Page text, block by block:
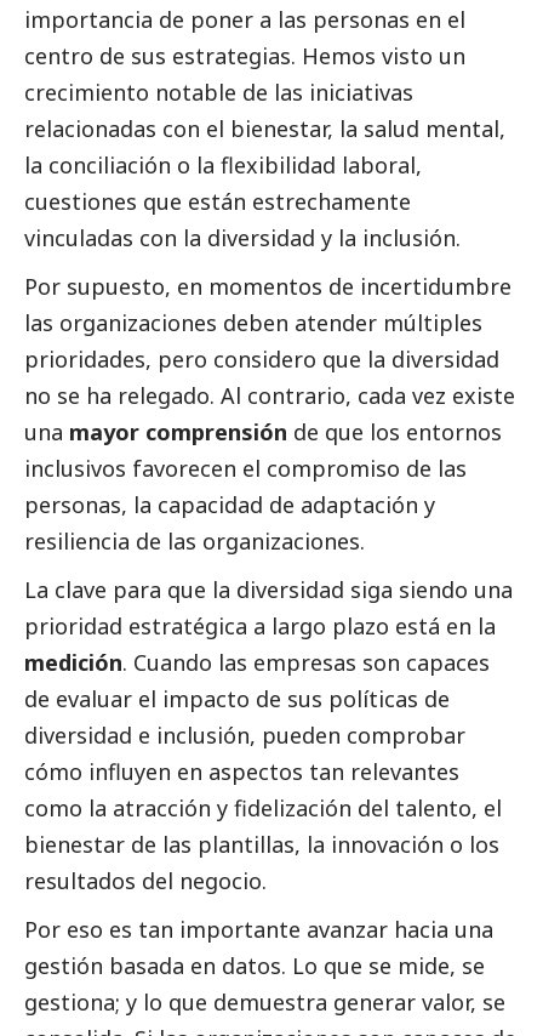
importancia de poner a las personas en el
centro de sus estrategias. Hemos visto un
crecimiento notable de las iniciativas
relacionadas con el bienestar, la salud mental,
la conciliación o la flexibilidad laboral,
cuestiones que están estrechamente
vinculadas con la diversidad y la inclusión.
Por supuesto, en momentos de incertidumbre
las organizaciones deben atender múltiples
prioridades, pero considero que la diversidad
no se ha relegado. Al contrario, cada vez existe
una mayor comprensión de que los entornos
inclusivos favorecen el compromiso de las
personas, la capacidad de adaptación y
resiliencia de las organizaciones.
La clave para que la diversidad siga siendo una
prioridad estratégica a largo plazo está en la
medición. Cuando las empresas son capaces
de evaluar el impacto de sus políticas de
diversidad e inclusión, pueden comprobar
cómo influyen en aspectos tan relevantes
como la atracción y fidelización del talento, el
bienestar de las plantillas, la innovación o los
resultados del negocio.
Por eso es tan importante avanzar hacia una
gestión basada en datos. Lo que se mide, se
gestiona; y lo que demuestra generar valor, se